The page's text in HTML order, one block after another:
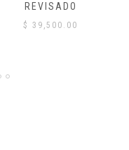
REVISADO
$ 39,500.00